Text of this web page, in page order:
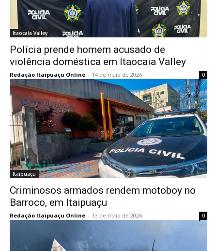
Itaocaia Valley
Polícia prende homem acusado de
violência doméstica em Itaocaia Valley
Redação Itaipuaçu Online - 14 de maio de 2026 0
Itaipuaçu
Criminosos armados rendem motoboy no
Barroco, em Itaipuaçu
Redação Itaipuaçu Online - 13 de maio de 2026 0